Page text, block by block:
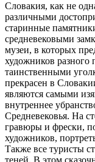
Словакия, как не
различными
старинные
средневековыми
музеи, в которых
художников
таинственными
прекрасен в
являются самыми
внутреннее
Средневековья. На
гравюры и фрески,
художников,
Также все туристы
теней. В этом